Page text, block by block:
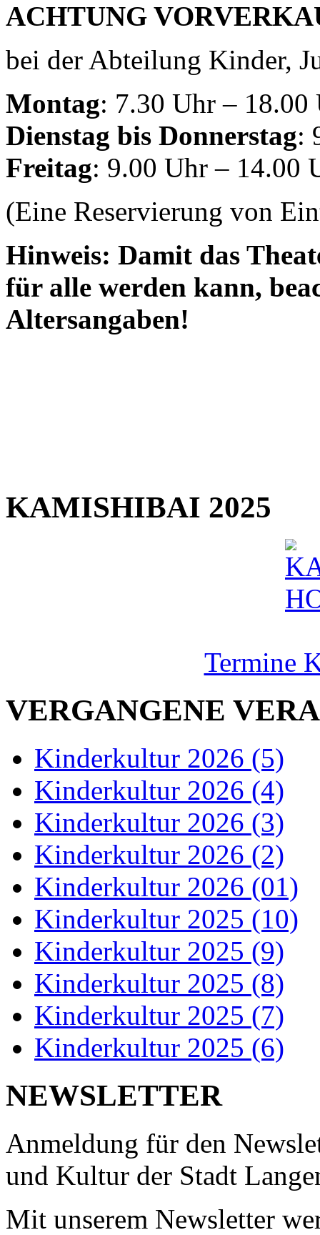
ACHTUNG
bei der Abteilung Kinder,
Montag: 7.30 Uhr –
Dienstag bis Donnerstag:
Freitag: 9.00 Uhr – 14.00
(Eine Reservierung von
Hinweis: Damit das
für alle werden kann,
Altersangaben!
KAMISHIBAI 2025
Termine
VERGANGENE
Kinderkultur 2026 (5)
Kinderkultur 2026 (4)
Kinderkultur 2026 (3)
Kinderkultur 2026 (2)
Kinderkultur 2026 (01)
Kinderkultur 2025 (10)
Kinderkultur 2025 (9)
Kinderkultur 2025 (8)
Kinderkultur 2025 (7)
Kinderkultur 2025 (6)
NEWSLETTER
Anmeldung für den
und Kultur der Stadt
Mit unserem Newsletter